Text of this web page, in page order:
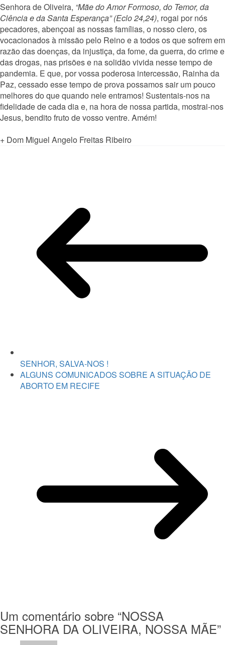
Senhora de Oliveira, “Mãe do Amor Formoso, do Temor, da
Ciência e da Santa Esperança” (Eclo 24,24), rogai por nós
pecadores, abençoai as nossas famílias, o nosso clero, os
vocacionados à missão pelo Reino e a todos os que sofrem em
razão das doenças, da injustiça, da fome, da guerra, do crime e
das drogas, nas prisões e na solidão vivida nesse tempo de
pandemia. E que, por vossa poderosa intercessão, Rainha da
Paz, cessado esse tempo de prova possamos sair um pouco
melhores do que quando nele entramos! Sustentais-nos na
fidelidade de cada dia e, na hora de nossa partida, mostrai-nos
Jesus, bendito fruto de vosso ventre. Amém!
+ Dom Miguel Angelo Freitas Ribeiro
SENHOR, SALVA-NOS !
ALGUNS COMUNICADOS SOBRE A SITUAÇÃO DE
ABORTO EM RECIFE
Um comentário sobre “NOSSA
SENHORA DA OLIVEIRA, NOSSA MÃE”